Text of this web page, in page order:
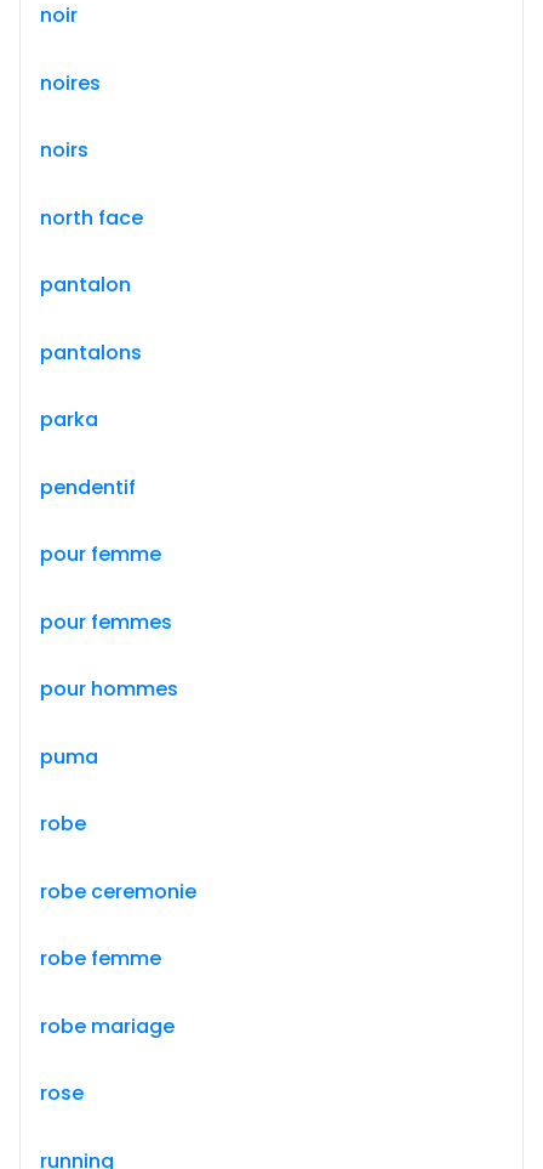
noir
noires
noirs
north face
pantalon
pantalons
parka
pendentif
pour femme
pour femmes
pour hommes
puma
robe
robe ceremonie
robe femme
robe mariage
rose
running